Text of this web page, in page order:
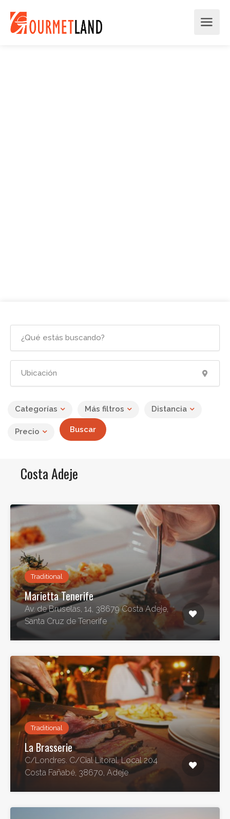
Categorías Más filtros Distancia
Precio Buscar
Costa Adeje
Traditional
Marietta Tenerife
Av. de Bruselas, 14, 38679 Costa Adeje,
Santa Cruz de Tenerife
Traditional
La Brasserie
C/Londres. C/Cial Litoral. Local 204
Costa Fañabé, 38670, Adeje